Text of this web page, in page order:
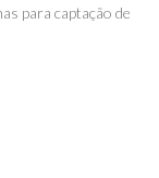
para captação de